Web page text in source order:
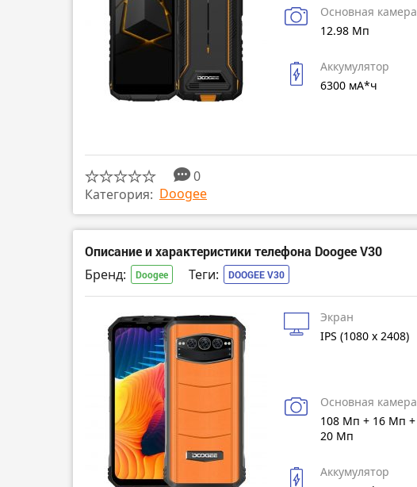
Основная камера
12.98 Мп
Аккумулятор
6300 мА*ч
0
Категория: Doogee
Описание и характеристики телефона Doogee V30
Бренд: Doogee Теги: DOOGEE V30
Экран
IPS (1080 x 2408)
Основная камера
108 Мп + 16 Мп +
20 Мп
Аккумулятор